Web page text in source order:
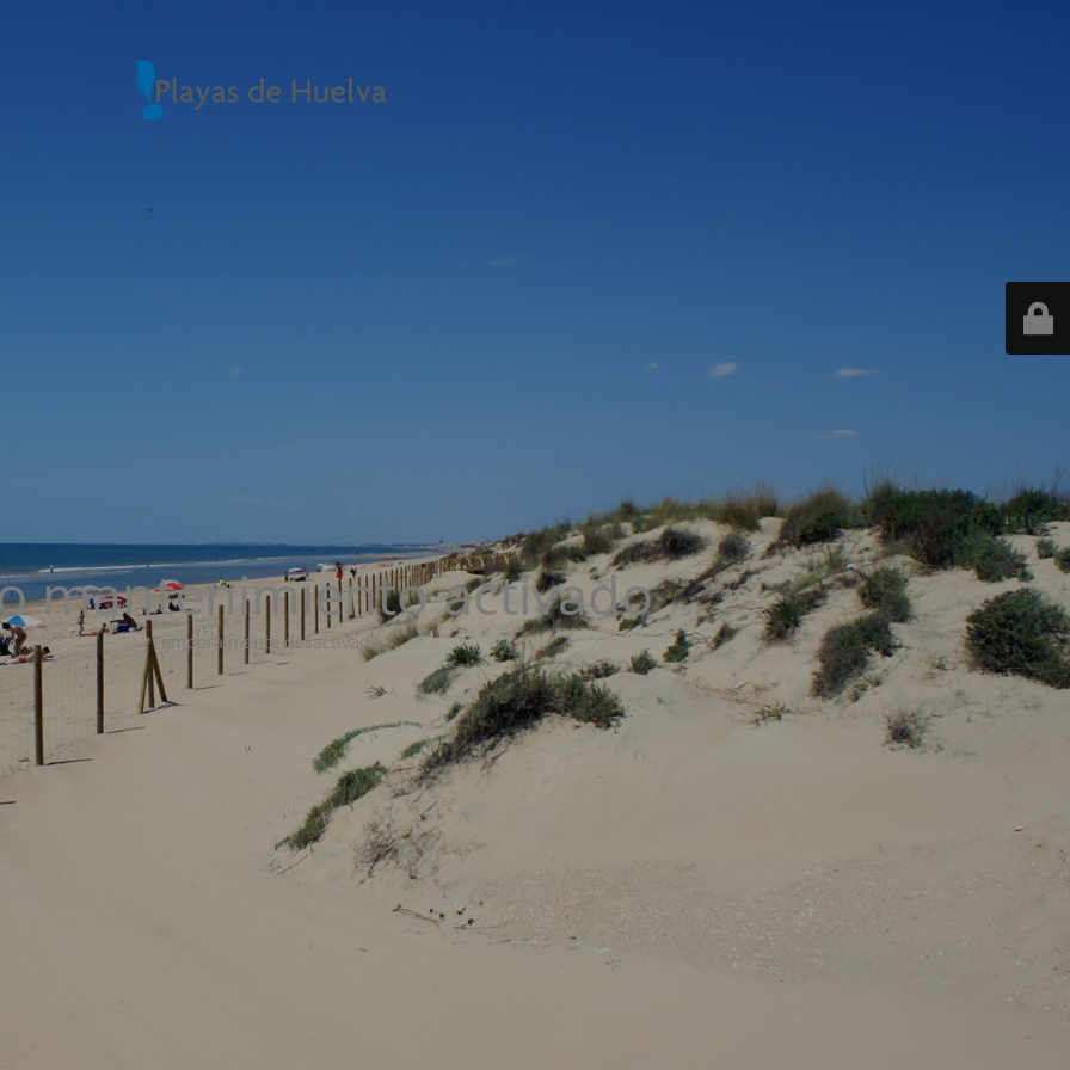
mantenimiento activado
Temporalmente desactivada.